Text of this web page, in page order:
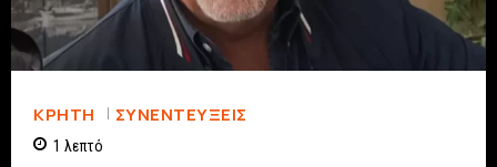
ΚΡΗΤΗ ΣΥΝΕΝΤΕΎΞΕΙΣ
1 λεπτό